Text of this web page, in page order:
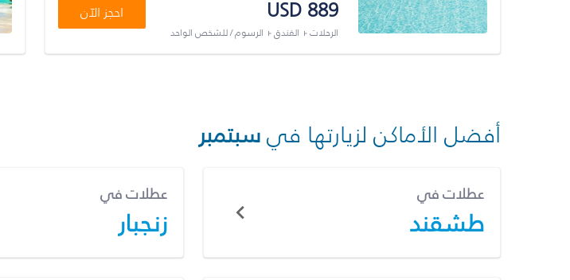
USD 889
الرحلات + الفندق + الرسوم / للشخص الواحد
احجز الآن
أفضل الأماكن لزيارتها فيسبتمبر
عطلات في
طشقند
عطلات في
زنجبار